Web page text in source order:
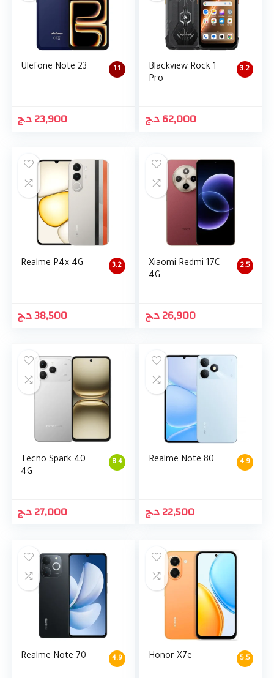
1.1
Ulefone Note 23
23,900د.ج
3.2
Blackview Rock 1
Pro
62,000د.ج
3.2
Realme P4x 4G
38,500د.ج
2.5
Xiaomi Redmi 17C
4G
26,900د.ج
8.4
Tecno Spark 40
4G
27,000د.ج
4.9
Realme Note 80
22,500د.ج
4.9
Realme Note 70 5.5
Honor X7e